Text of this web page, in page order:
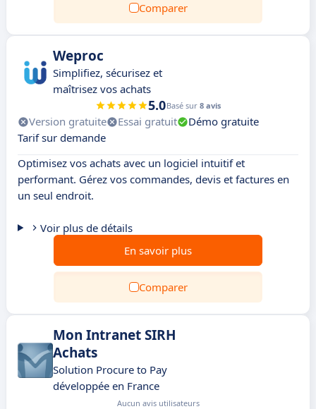
Comparer
Weproc
Simplifiez, sécurisez et
maîtrisez vos achats
5.0Basé sur 8 avis
Version gratuite Essai gratuit
Démo gratuite
Tarif sur demande
Optimisez vos achats avec un logiciel intuitif et
performant. Gérez vos commandes, devis et factures en
un seul endroit.
Voir plus de détails
En savoir plus
Comparer
Mon Intranet SIRH
Achats
Solution Procure to Pay
développée en France
Aucun avis utilisateurs